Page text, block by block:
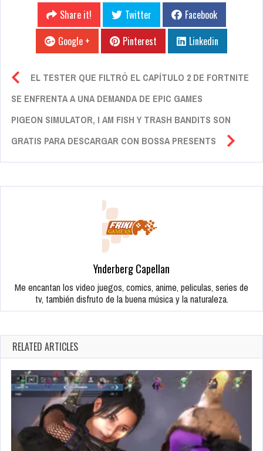
Share it! Twitter
Facebook
Google +
Pinterest Linkedin
EL TESTER QUE FILTRÓ EL CAPÍTULO 2 DE FORTNITE
SE ENFRENTA A UNA DEMANDA DE EPIC GAMES
PIGEON SIMULATOR, I AM FISH Y TRASH BANDITS SON
GRATIS PARA DESCARGAR CON BOSSA PRESENTS
Ynderberg Capellan
Me encantan los video juegos, comics, anime, peliculas, series de
tv, también disfruto de la buena música y la naturaleza.
RELATED ARTICLES